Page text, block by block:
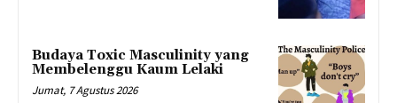
Budaya Toxic Masculinity yang
Membelenggu Kaum Lelaki
Jumat, 7 Agustus 2026